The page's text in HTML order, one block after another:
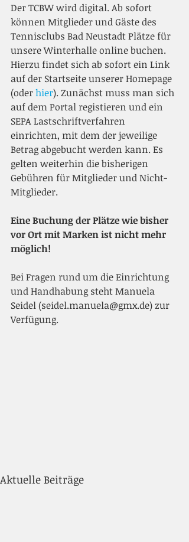
Der TCBW wird digital. Ab sofort
können Mitglieder und Gäste des
Tennisclubs Bad Neustadt Plätze für
unsere Winterhalle online buchen.
Hierzu findet sich ab sofort ein Link
auf der Startseite unserer Homepage
(oder hier). Zunächst muss man sich
auf dem Portal registieren und ein
SEPA Lastschriftverfahren
einrichten, mit dem der jeweilige
Betrag abgebucht werden kann. Es
gelten weiterhin die bisherigen
Gebühren für Mitglieder und Nicht-
Mitglieder.
Eine Buchung der Plätze wie bisher
vor Ort mit Marken ist nicht mehr
möglich!
Bei Fragen rund um die Einrichtung
und Handhabung steht Manuela
Seidel (seidel.manuela@gmx.de) zur
Verfügung.
Aktuelle Beiträge